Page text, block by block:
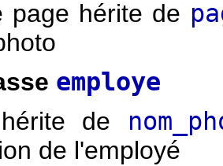
page hérite de
employe
de
de l'employé